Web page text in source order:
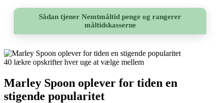
Sådan tjener Nemtmåltid penge og rangerer
måltidskasserne
40 lækre opskrifter hver uge at vælge mellem
Marley Spoon oplever for tiden en
stigende popularitet